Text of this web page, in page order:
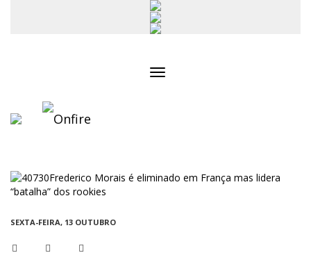
SEXTA-FEIRA, 13 OUTUBRO